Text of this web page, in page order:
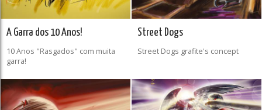
A Garra dos 10 Anos!
10 Anos "Rasgados" com muita
garra!
Street Dogs
Street Dogs grafite's concept